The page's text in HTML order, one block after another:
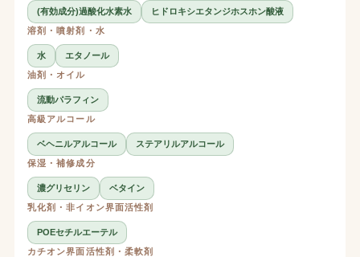
(有効成分)過酸化水素水
ヒドロキシエタンジホスホン酸液
溶剤・噴射剤・水
水
エタノール
油剤・オイル
流動パラフィン
高級アルコール
ベヘニルアルコール
ステアリルアルコール
保湿・補修成分
濃グリセリン
ベタイン
乳化剤・非イオン界面活性剤
POEセチルエーテル
カチオン界面活性剤・柔軟剤